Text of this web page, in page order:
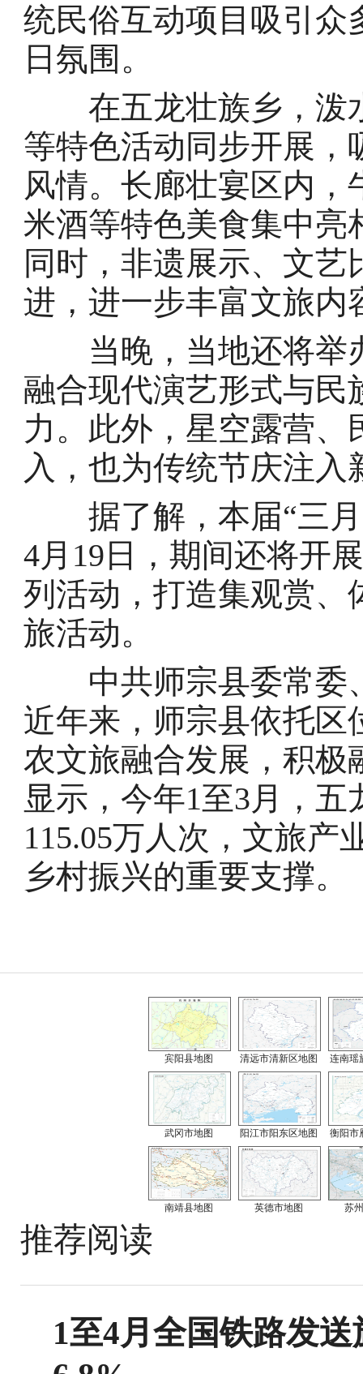
统民俗互动项目吸引众
日氛围。
在五龙壮族乡，泼
等特色活动同步开展，
风情。长廊壮宴区内
米酒等特色美食集中亮
同时，非遗展示、文
进，进一步丰富文旅内
当晚，当地还将举
融合现代演艺形式与民
力。此外，星空露营
入，也为传统节庆注入
据了解，本届“三月
4月19日，期间还将开
列活动，打造集观赏、
旅活动。
中共师宗县委常委
近年来，师宗县依托区
农文旅融合发展，积极
显示，今年1至3月，
115.05万人次，文旅产
乡村振兴的重要支撑。
宾阳县地图 清远市清新区地图 连南瑶
武冈市地图 阳江市阳东区地图 衡阳市
南靖县地图 英德市地图 苏
推荐阅读
1至4月全国铁路发